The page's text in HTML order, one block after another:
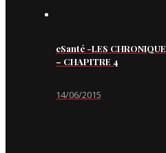
eSanté -LES
– CHAPITRE 4
14/06/2015